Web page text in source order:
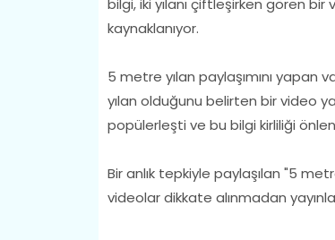
bilgi, iki yılanı çiftleşirken gören bir
kaynaklanıyor.
5 metre yılan paylaşımını
yılan olduğunu belirten bir video
popülerleşti ve bu bilgi kirliliği
Bir anlık tepkiyle paylaşılan "5
videolar dikkate alınmadan